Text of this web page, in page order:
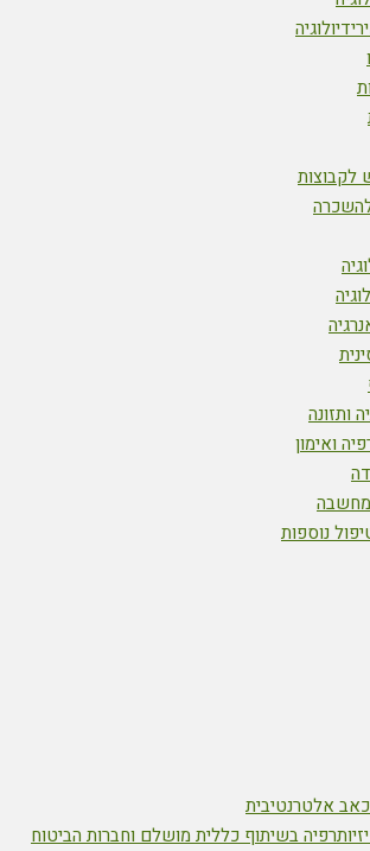
לקבוצות
ותזונה
ואימון
נוספות
אלטרנטיבית
בשיתוף כללית מושלם וחברות הביטוח